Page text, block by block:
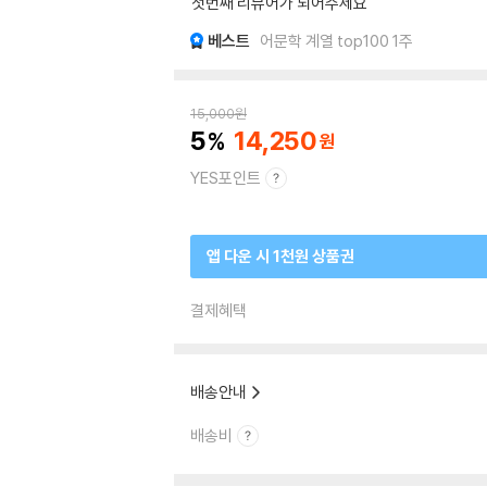
베스트 어문학 계열 top100 1주
15,000원
5 14,250
YES포인트
앱 다운 시 1천원 상품권
결제혜택
배송안내
배송비